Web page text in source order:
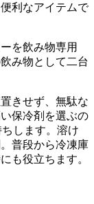
利なアイテムで
を飲み物専用
み物として二台
きせず、無駄な
保冷剤を選ぶの
します。溶け
普段から冷凍庫
も役立ちます。